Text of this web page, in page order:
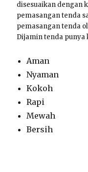
disesuaikan dengan
pemasangan tenda
pemasangan tenda
Dijamin tenda punya
Aman
Nyaman
Kokoh
Rapi
Mewah
Bersih